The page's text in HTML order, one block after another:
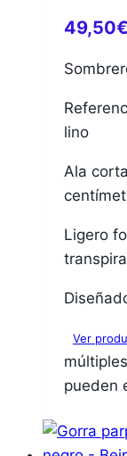
49,50€
lino
Ala
Ligero
Ver
pueden